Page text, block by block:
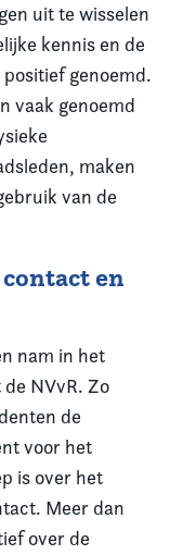
uit te wisselen
kennis en de
genoemd.
vaak genoemd
maken
van de
en
nam in het
NVvR. Zo
de
voor het
is over het
Meer dan
over de